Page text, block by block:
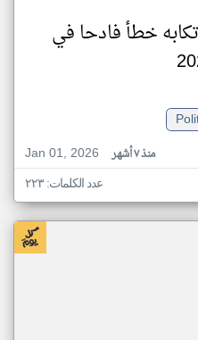
خطأ فادحا في
Jan 01, 2026
منذ ٧ أشهر
عدد الكلمات: ٢٢٣